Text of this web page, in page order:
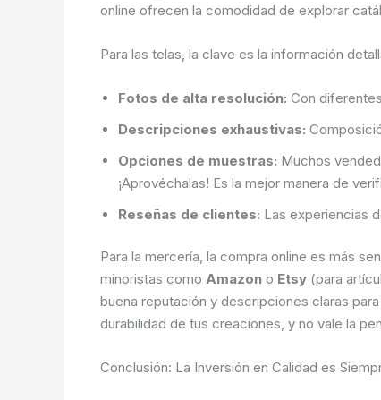
online ofrecen la comodidad de explorar
Para las telas, la clave es la información
Fotos de alta resolución: Con
Descripciones exhaustivas:
Opciones de muestras: Muchos
¡Aprovéchalas! Es la mejor manera de
Reseñas de clientes: Las experiencias
Para la mercería, la compra online es más
minoristas como Amazon o Etsy (para
buena reputación y descripciones claras
durabilidad de tus creaciones, y no vale la
Conclusión: La Inversión en Calidad es